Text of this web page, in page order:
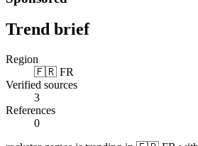
Trend brief
Region
🇫🇷 FR
Verified sources
3
References
0